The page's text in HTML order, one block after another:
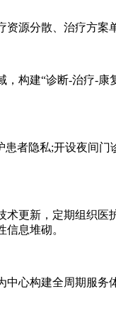
分散、治疗方案
建“诊断-治疗-康
隐私;开设夜间门
术更新，定期组织医
息堆砌。
构建全周期服务